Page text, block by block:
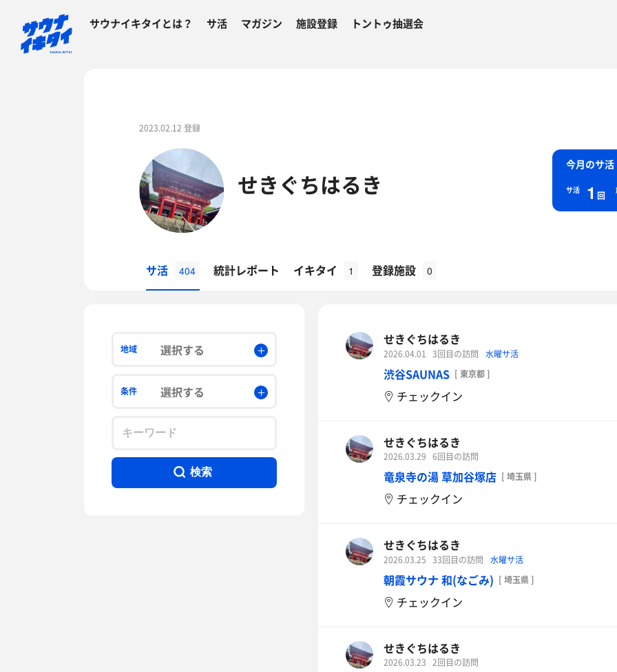
サウナイキタイとは？ サ活 マガジン 施設登録 トントゥ抽選会
2023.02.12 登録
せきぐちはるき
今月のサ活
サ活 1 回
サ活 404 統計レポート イキタイ 1 登録施設 0
地域 選択する
条件 選択する
検索
せきぐちはるき
2026.04.01 3回目の訪問 水曜サ活
渋谷SAUNAS [ 東京都 ]
チェックイン
せきぐちはるき
2026.03.29 6回目の訪問
竜泉寺の湯 草加谷塚店 [ 埼玉県 ]
チェックイン
せきぐちはるき
2026.03.25 33回目の訪問 水曜サ活
朝霞サウナ 和(なごみ) [ 埼玉県 ]
チェックイン
せきぐちはるき
2026.03.23 2回目の訪問